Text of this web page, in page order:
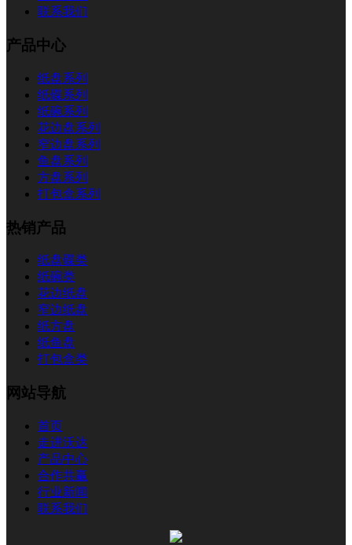
联系我们
产品中心
纸盘系列
纸碟系列
纸碗系列
花边盘系列
窄边盘系列
鱼盘系列
方盘系列
打包盒系列
热销产品
纸盘碟类
纸碗类
花边纸盘
窄边纸盘
纸方盘
纸鱼盘
打包盒类
网站导航
首页
走进沃达
产品中心
合作共赢
行业新闻
联系我们